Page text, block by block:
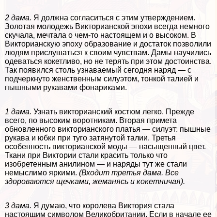
2 дама. Я должна согласиться с этим утверждением.
Золотая молодежь Викторианской эпохи всегда немного
скучала, мечтала о чем-то настоящем и о высоком. В
Викторианскую эпоху образование и достаток позволили
людям прислу­шаться к своим чувствам. Дамы научились
одеваться кокетливо, но не терять при этом досто­инства.
Так появился столь узнаваемый сегодня наряд — с
подчеркнуто женственным силуэтом, тонкой талией и
пышными рукавами фонариками.
1 дама. Узнать викторианский ко­стюм легко. Прежде
всего, по вы­соким воротникам. Вторая примета
обновленного викторианского платья — силуэт: пышные
рукава и юбки при туго за­тянутой талии. Третья
особенность викторианской моды — насыщенный цвет.
Ткани при Виктории стали красить только что
изобретенным анилином — и наряды тут же стали
немыслимо яркими. (Входит третья дама. Все
здороваются щечками, жеманясь и кокетничая).
3 дама. Я думаю, что королева Виктория стала
настоящим символом Великобритании. Если в начале ее